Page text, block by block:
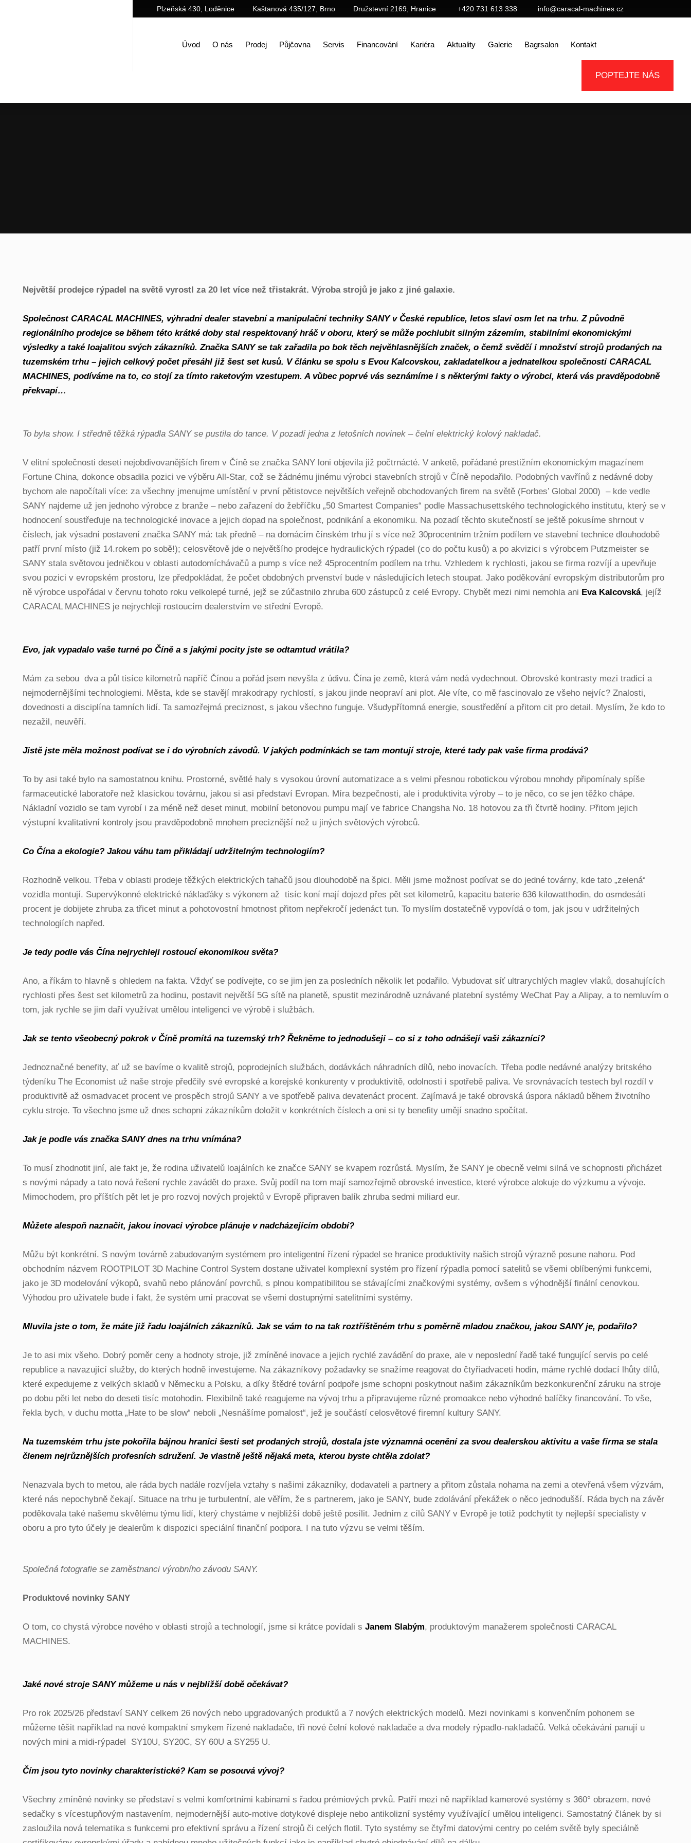
+420 731 613 338
Plzeňská 430, Loděnice info@caracal-machines.cz
Kaštanová 435/127, Brno Družstevní 2169, Hranice
Úvod O nás Prodej Půjčovna Servis Financování Kariéra Aktuality Galerie Bagrsalon Kontakt
POPTEJTE NÁS
Největší prodejce rýpadel na světě vyrostl za 20 let více než třistakrát. Výroba strojů je jako z jiné galaxie.
Společnost CARACAL MACHINES, výhradní dealer stavební a manipulační techniky SANY v České republice, letos slaví osm let na trhu. Z původně
regionálního prodejce se během této krátké doby stal respektovaný hráč v oboru, který se může pochlubit silným zázemím, stabilními ekonomickými
výsledky a také loajalitou svých zákazníků. Značka SANY se tak zařadila po bok těch nejvěhlasnějších značek, o čemž svědčí i množství strojů prodaných na
tuzemském trhu – jejich celkový počet přesáhl již šest set kusů. V článku se spolu s Evou Kalcovskou, zakladatelkou a jednatelkou společnosti CARACAL
MACHINES, podíváme na to, co stojí za tímto raketovým vzestupem. A vůbec poprvé vás seznámíme i s některými fakty o výrobci, která vás pravděpodobně
překvapí…
To byla show. I středně těžká rýpadla SANY se pustila do tance. V pozadí jedna z letošních novinek – čelní elektrický kolový nakladač.
V elitní společnosti deseti nejobdivovanějších firem v Číně se značka SANY loni objevila již počtrnácté. V anketě, pořádané prestižním ekonomickým magazínem
Fortune China, dokonce obsadila pozici ve výběru All-Star, což se žádnému jinému výrobci stavebních strojů v Číně nepodařilo. Podobných vavřínů z nedávné doby
bychom ale napočítali více: za všechny jmenujme umístění v první pětistovce největších veřejně obchodovaných firem na světě (Forbes’ Global 2000) – kde vedle
SANY najdeme už jen jednoho výrobce z branže – nebo zařazení do žebříčku „50 Smartest Companies“ podle Massachusettského technologického institutu, který se v
hodnocení soustřeďuje na technologické inovace a jejich dopad na společnost, podnikání a ekonomiku. Na pozadí těchto skutečností se ještě pokusíme shrnout v
číslech, jak výsadní postavení značka SANY má: tak předně – na domácím čínském trhu jí s více než 30procentním tržním podílem ve stavební technice dlouhodobě
patří první místo (již 14.rokem po sobě!); celosvětově jde o největšího prodejce hydraulických rýpadel (co do počtu kusů) a po akvizici s výrobcem Putzmeister se
SANY stala světovou jedničkou v oblasti autodomíchávačů a pump s více než 45procentním podílem na trhu. Vzhledem k rychlosti, jakou se firma rozvíjí a upevňuje
svou pozici v evropském prostoru, lze předpokládat, že počet obdobných prvenství bude v následujících letech stoupat. Jako poděkování evropským distributorům pro
ně výrobce uspořádal v červnu tohoto roku velkolepé turné, jejž se zúčastnilo zhruba 600 zástupců z celé Evropy. Chybět mezi nimi nemohla ani Eva Kalcovská, jejíž
CARACAL MACHINES je nejrychleji rostoucím dealerstvím ve střední Evropě.
Evo, jak vypadalo vaše turné po Číně a s jakými pocity jste se odtamtud vrátila?
Mám za sebou dva a půl tisíce kilometrů napříč Čínou a pořád jsem nevyšla z údivu. Čína je země, která vám nedá vydechnout. Obrovské kontrasty mezi tradicí a
nejmodernějšími technologiemi. Města, kde se stavějí mrakodrapy rychlostí, s jakou jinde neopraví ani plot. Ale víte, co mě fascinovalo ze všeho nejvíc? Znalosti,
dovednosti a disciplína tamních lidí. Ta samozřejmá preciznost, s jakou všechno funguje. Všudypřítomná energie, soustředění a přitom cit pro detail. Myslím, že kdo to
nezažil, neuvěří.
Jistě jste měla možnost podívat se i do výrobních závodů. V jakých podmínkách se tam montují stroje, které tady pak vaše firma prodává?
To by asi také bylo na samostatnou knihu. Prostorné, světlé haly s vysokou úrovní automatizace a s velmi přesnou robotickou výrobou mnohdy připomínaly spíše
farmaceutické laboratoře než klasickou továrnu, jakou si asi představí Evropan. Míra bezpečnosti, ale i produktivita výroby – to je něco, co se jen těžko chápe.
Nákladní vozidlo se tam vyrobí i za méně než deset minut, mobilní betonovou pumpu mají ve fabrice Changsha No. 18 hotovou za tři čtvrtě hodiny. Přitom jejich
výstupní kvalitativní kontroly jsou pravděpodobně mnohem preciznější než u jiných světových výrobců.
Co Čína a ekologie? Jakou váhu tam přikládají udržitelným technologiím?
Rozhodně velkou. Třeba v oblasti prodeje těžkých elektrických tahačů jsou dlouhodobě na špici. Měli jsme možnost podívat se do jedné továrny, kde tato „zelená“
vozidla montují. Supervýkonné elektrické náklaďáky s výkonem až tisíc koní mají dojezd přes pět set kilometrů, kapacitu baterie 636 kilowatthodin, do osmdesáti
procent je dobijete zhruba za třicet minut a pohotovostní hmotnost přitom nepřekročí jedenáct tun. To myslím dostatečně vypovídá o tom, jak jsou v udržitelných
technologiích napřed.
Je tedy podle vás Čína nejrychleji rostoucí ekonomikou světa?
Ano, a říkám to hlavně s ohledem na fakta. Vždyť se podívejte, co se jim jen za posledních několik let podařilo. Vybudovat síť ultrarychlých maglev vlaků, dosahujících
rychlosti přes šest set kilometrů za hodinu, postavit největší 5G sítě na planetě, spustit mezinárodně uznávané platební systémy WeChat Pay a Alipay, a to nemluvím o
tom, jak rychle se jim daří využívat umělou inteligenci ve výrobě i službách.
Jak se tento všeobecný pokrok v Číně promítá na tuzemský trh? Řekněme to jednodušeji – co si z toho odnášejí vaši zákazníci?
Jednoznačné benefity, ať už se bavíme o kvalitě strojů, poprodejních službách, dodávkách náhradních dílů, nebo inovacích. Třeba podle nedávné analýzy britského
týdeníku The Economist už naše stroje předčily své evropské a korejské konkurenty v produktivitě, odolnosti i spotřebě paliva. Ve srovnávacích testech byl rozdíl v
produktivitě až osmadvacet procent ve prospěch strojů SANY a ve spotřebě paliva devatenáct procent. Zajímavá je také obrovská úspora nákladů během životního
cyklu stroje. To všechno jsme už dnes schopni zákazníkům doložit v konkrétních číslech a oni si ty benefity umějí snadno spočítat.
Jak je podle vás značka SANY dnes na trhu vnímána?
To musí zhodnotit jiní, ale fakt je, že rodina uživatelů loajálních ke značce SANY se kvapem rozrůstá. Myslím, že SANY je obecně velmi silná ve schopnosti přicházet
s novými nápady a tato nová řešení rychle zavádět do praxe. Svůj podíl na tom mají samozřejmě obrovské investice, které výrobce alokuje do výzkumu a vývoje.
Mimochodem, pro příštích pět let je pro rozvoj nových projektů v Evropě připraven balík zhruba sedmi miliard eur.
Můžete alespoň naznačit, jakou inovaci výrobce plánuje v nadcházejícím období?
Můžu být konkrétní. S novým továrně zabudovaným systémem pro inteligentní řízení rýpadel se hranice produktivity našich strojů výrazně posune nahoru. Pod
obchodním názvem ROOTPILOT 3D Machine Control System dostane uživatel komplexní systém pro řízení rýpadla pomocí satelitů se všemi oblíbenými funkcemi,
jako je 3D modelování výkopů, svahů nebo plánování povrchů, s plnou kompatibilitou se stávajícími značkovými systémy, ovšem s výhodnější finální cenovkou.
Výhodou pro uživatele bude i fakt, že systém umí pracovat se všemi dostupnými satelitními systémy.
Mluvila jste o tom, že máte již řadu loajálních zákazníků. Jak se vám to na tak roztříštěném trhu s poměrně mladou značkou, jakou SANY je, podařilo?
Je to asi mix všeho. Dobrý poměr ceny a hodnoty stroje, již zmíněné inovace a jejich rychlé zavádění do praxe, ale v neposlední řadě také fungující servis po celé
republice a navazující služby, do kterých hodně investujeme. Na zákazníkovy požadavky se snažíme reagovat do čtyřiadvaceti hodin, máme rychlé dodací lhůty dílů,
které expedujeme z velkých skladů v Německu a Polsku, a díky štědré tovární podpoře jsme schopni poskytnout našim zákazníkům bezkonkurenční záruku na stroje
po dobu pěti let nebo do deseti tisíc motohodin. Flexibilně také reagujeme na vývoj trhu a připravujeme různé promoakce nebo výhodné balíčky financování. To vše,
řekla bych, v duchu motta „Hate to be slow“ neboli „Nesnášíme pomalost“, jež je součástí celosvětové firemní kultury SANY.
Na tuzemském trhu jste pokořila bájnou hranici šesti set prodaných strojů, dostala jste významná ocenění za svou dealerskou aktivitu a vaše firma se stala
členem nejrůznějších profesních sdružení. Je vlastně ještě nějaká meta, kterou byste chtěla zdolat?
Nenazvala bych to metou, ale ráda bych nadále rozvíjela vztahy s našimi zákazníky, dodavateli a partnery a přitom zůstala nohama na zemi a otevřená všem výzvám,
které nás nepochybně čekají. Situace na trhu je turbulentní, ale věřím, že s partnerem, jako je SANY, bude zdolávání překážek o něco jednodušší. Ráda bych na závěr
poděkovala také našemu skvělému týmu lidí, který chystáme v nejbližší době ještě posílit. Jedním z cílů SANY v Evropě je totiž podchytit ty nejlepší specialisty v
oboru a pro tyto účely je dealerům k dispozici speciální finanční podpora. I na tuto výzvu se velmi těším.
Společná fotografie se zaměstnanci výrobního závodu SANY.
Produktové novinky SANY
O tom, co chystá výrobce nového v oblasti strojů a technologií, jsme si krátce povídali s Janem Slabým, produktovým manažerem společnosti CARACAL
MACHINES.
Jaké nové stroje SANY můžeme u nás v nejbližší době očekávat?
Pro rok 2025/26 představí SANY celkem 26 nových nebo upgradovaných produktů a 7 nových elektrických modelů. Mezi novinkami s konvenčním pohonem se
můžeme těšit například na nové kompaktní smykem řízené nakladače, tři nové čelní kolové nakladače a dva modely rýpadlo-nakladačů. Velká očekávání panují u
nových mini a midi-rýpadel
SY10U, SY20C, SY 60U a SY255 U.
Čím jsou tyto novinky charakteristické? Kam se posouvá vývoj?
Všechny zmíněné novinky se představí s velmi komfortními kabinami s řadou prémiových prvků. Patří mezi ně například kamerové systémy s 360° obrazem, nové
sedačky s vícestupňovým nastavením, nejmodernější auto-motive dotykové displeje nebo antikolizní systémy využívající umělou inteligenci. Samostatný článek by si
zasloužila nová telematika s funkcemi pro efektivní správu a řízení strojů či celých flotil. Tyto systémy se čtyřmi datovými centry po celém světě byly speciálně